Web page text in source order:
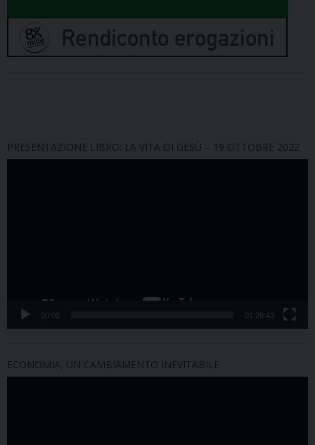
PRESENTAZIONE LIBRO: LA VITA DI GESÙ – 19 OTTOBRE 2022
00:00 01:28:43
ECONOMIA, UN CAMBIAMENTO INEVITABILE